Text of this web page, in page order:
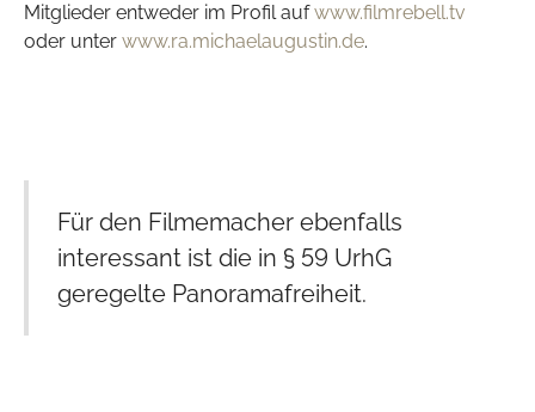
Mitglieder entweder im Profil aufwww.filmrebell.tv
oder unter www.ra.michaelaugustin.de.
Für den Filmemacher ebenfalls
interessant ist die in § 59 UrhG
geregelte Panoramafreiheit.